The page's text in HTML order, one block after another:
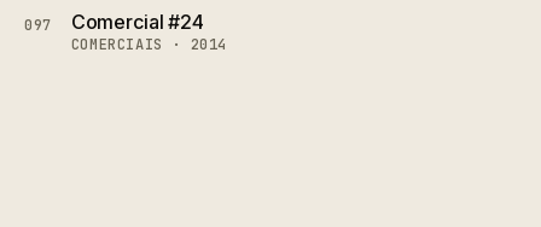
097 Comercial #24
COMERCIAIS · 2014